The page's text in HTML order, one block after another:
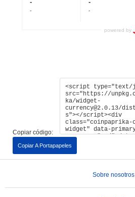
Copiar código:
Copiar A Portapapeles
Sobre nosotros